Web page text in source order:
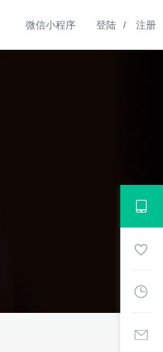
微信小程序 登陆 / 注册